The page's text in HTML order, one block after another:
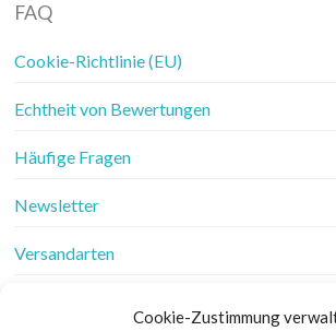
Cookie-Zustimmung
FAQ
Cookie-Richtlinie (EU)
Echtheit von Bewertungen
Häufige Fragen
Newsletter
Versandarten